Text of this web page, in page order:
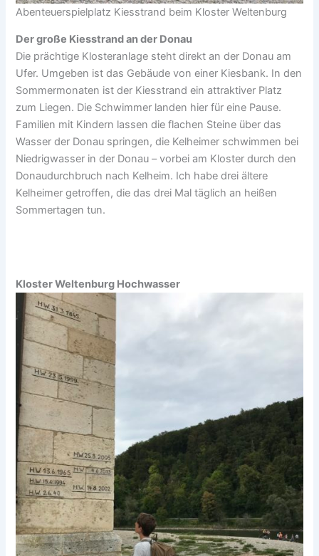
Abenteuerspielplatz Kiesstrand beim Kloster Weltenburg
Der große Kiesstrand an der Donau
Die prächtige Klosteranlage steht direkt an der Donau am
Ufer. Umgeben ist das Gebäude von einer Kiesbank. In den
Sommermonaten ist der Kiesstrand ein attraktiver Platz
zum Liegen. Die Schwimmer landen hier für eine Pause.
Familien mit Kindern lassen die flachen Steine über das
Wasser der Donau springen, die Kelheimer schwimmen bei
Niedrigwasser in der Donau – vorbei am Kloster durch den
Donaudurchbruch nach Kelheim. Ich habe drei ältere
Kelheimer getroffen, die das drei Mal täglich an heißen
Sommertagen tun.
Kloster Weltenburg Hochwasser